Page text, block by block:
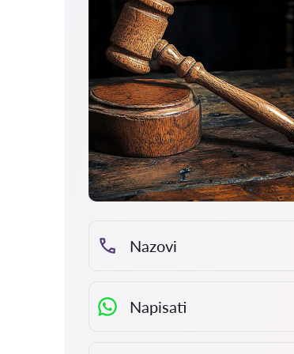
Nazovi
Napisati